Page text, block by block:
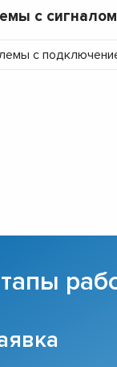
с сигналом
с